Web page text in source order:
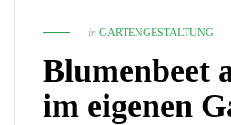
in GARTENGESTALTUNG
Blumenbeet
im eigenen